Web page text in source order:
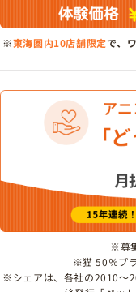
※東海圏内10店舗限定で、
※募
※猫 50％プ
※シェアは、各社の2010～